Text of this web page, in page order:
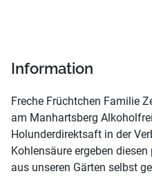
Information
Freche Früchtchen Familie
am Manhartsberg
Holunderdirektsaft in der
Kohlensäure ergeben
aus unseren Gärten selbst